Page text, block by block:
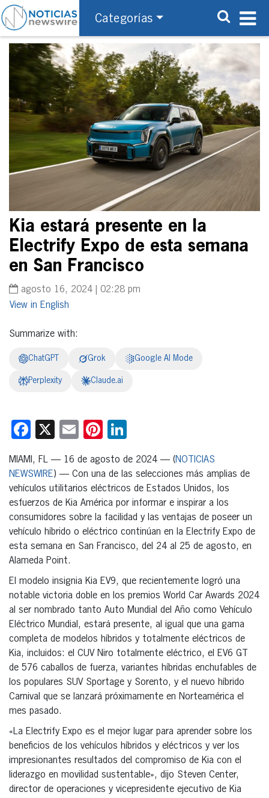
Categorías
Kia estará presente en la
Electrify Expo de esta semana
en San Francisco
agosto 16, 2024 | 02:28 pm
English
Summarize with:
ChatGPT Grok Google AI Mode
Perplexity Claude.ai
Facebook
X EmailPinterest
MIAMI, FL — 16 de agosto de 2024 — (NOTICIAS
NEWSWIRE) — Con una de las selecciones más amplias de
vehículos utilitarios eléctricos de Estados Unidos, los
esfuerzos de Kia América por informar e inspirar a los
consumidores sobre la facilidad y las ventajas de poseer un
vehículo híbrido o eléctrico continúan en la Electrify Expo de
esta semana en San Francisco, del 24 al 25 de agosto, en
Alameda Point.
El modelo insignia Kia EV9, que recientemente logró una
notable victoria doble en los premios World Car Awards 2024
al ser nombrado tanto Auto Mundial del Año como Vehículo
Eléctrico Mundial, estará presente, al igual que una gama
completa de modelos híbridos y totalmente eléctricos de
Kia, incluidos: el CUV Niro totalmente eléctrico, el EV6 GT
de 576 caballos de fuerza, variantes híbridas enchufables de
los populares SUV Sportage y Sorento, y el nuevo híbrido
Carnival que se lanzará próximamente en Norteamérica el
mes pasado.
«La Electrify Expo es el mejor lugar para aprender sobre los
beneficios de los vehículos híbridos y eléctricos y ver los
impresionantes resultados del compromiso de Kia con el
liderazgo en movilidad sustentable», dijo Steven Center,
director de operaciones y vicepresidente ejecutivo de Kia